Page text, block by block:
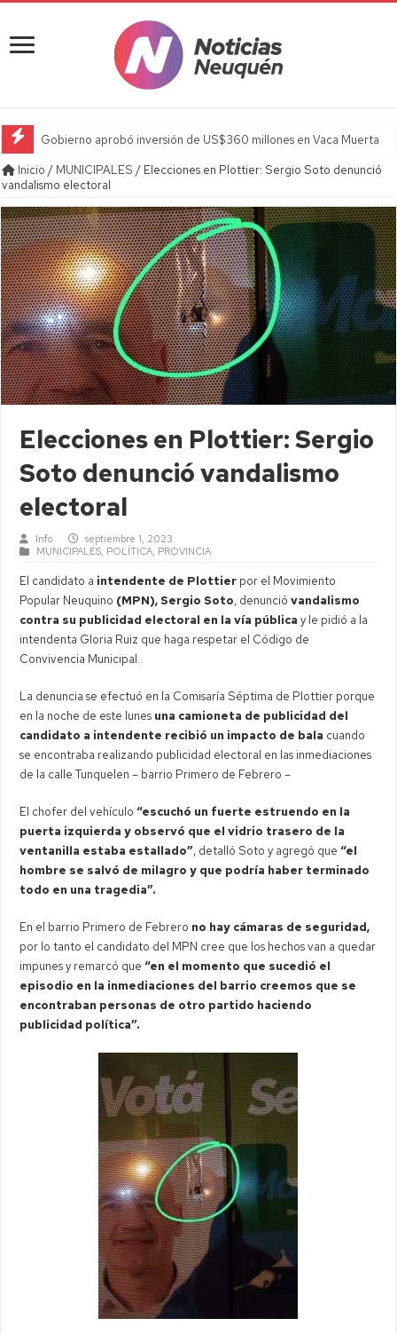
Gobierno aprobó inversión de US$360 millones en Vaca Muerta
Inicio / MUNICIPALES / Elecciones en Plottier: Sergio Soto denunció
vandalismo electoral
Elecciones en Plottier: Sergio
Soto denunció vandalismo
electoral
Info
septiembre 1, 2023
MUNICIPALES POLÍTICA PROVINCIA
El candidato a intendente de Plottier por el Movimiento
Popular Neuquino (MPN), Sergio Soto, denuncióvandalismo
contra su publicidad electoral en la vía pública y le pidió a la
intendenta Gloria Ruiz que haga respetar el Código de
Convivencia Municipal.
La denuncia se efectuó en la Comisaría Séptima de Plottier porque
en la noche de este lunes una camioneta de publicidad del
candidato a intendente recibió un impacto de bala cuando
se encontraba realizando publicidad electoral en las inmediaciones
de la calle Tunquelen – barrio Primero de Febrero –
El chofer del vehículo“escuchó un fuerte estruendo en la
puerta izquierda y observó que el vidrio trasero de la
ventanilla estaba estallado”, detalló Soto y agregó que“el
hombre se salvó de milagro y que podría haber terminado
todo en una tragedia”.
En el barrio Primero de Febrero no hay cámaras de seguridad,
por lo tanto el candidato del MPN cree que los hechos van a quedar
impunes y remarcó que“en el momento que sucedió el
episodio en la inmediaciones del barrio creemos que se
encontraban personas de otro partido haciendo
publicidad política”.